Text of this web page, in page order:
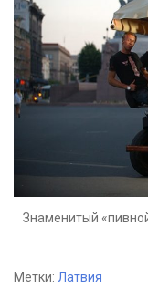
Знаменитый
Метки: Латвия